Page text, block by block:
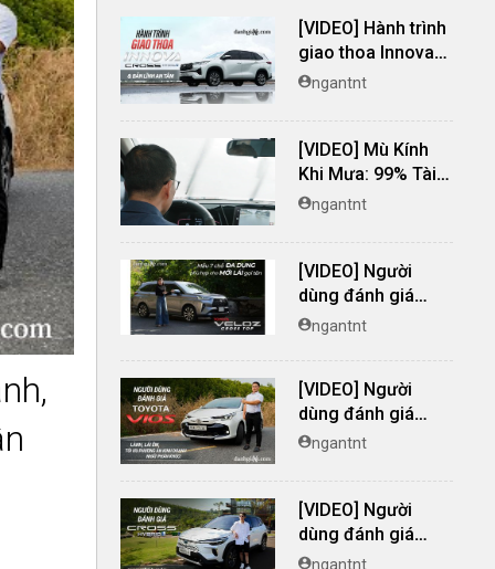
[VIDEO] Hành trình
giao thoa Innova
Cross Hybrid &
ngantnt
[VIDEO] Mù Kính
Khi Mưa: 99% Tài
Mới Xử Lý SAI!
ngantnt
[VIDEO] Người
dùng đánh giá
Toyota Veloz
chỗ ĐA DỤNG, phù
hợp cho LÁI MỚI
ngantnt
[VIDEO] Người
dùng đánh giá
Toyota Vios: Lành,
phương án kinh
doanh nhất phân
khúc!
ngantnt
[VIDEO] Người
dùng đánh giá
Toyota Cross
ngantnt